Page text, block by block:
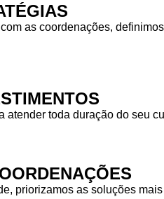
as coordenações,
atender toda duração do seu
priorizamos as soluções